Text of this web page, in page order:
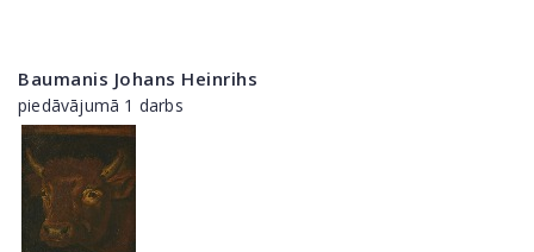
Baumanis Johans Heinrihs
piedāvājumā 1 darbs